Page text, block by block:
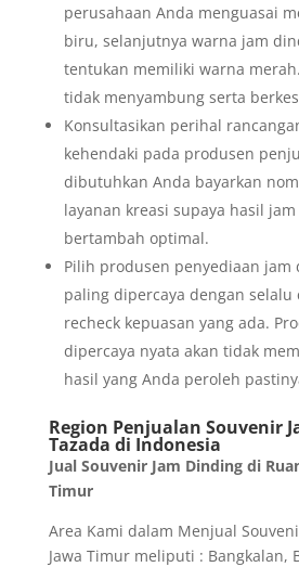
perusahaan Anda menguasai
biru, selanjutnya warna jam
tentukan memiliki warna
tidak menyambung serta
Konsultasikan perihal
kehendaki pada produsen
dibutuhkan Anda bayarkan
layanan kreasi supaya hasil
bertambah optimal.
Pilih produsen penyediaan jam
paling dipercaya dengan selalu
recheck kepuasan yang ada.
dipercaya nyata akan tidak
hasil yang Anda peroleh
Region Penjualan Souvenir
Tazada di Indonesia
Jual Souvenir Jam Dinding di
Timur
Area Kami dalam Menjual
Jawa Timur meliputi : Bangkalan,